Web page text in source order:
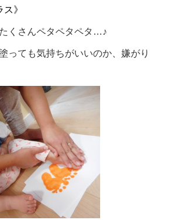
》
くさんペタペタペタ…♪
っても気持ちがいいのか、嫌がり